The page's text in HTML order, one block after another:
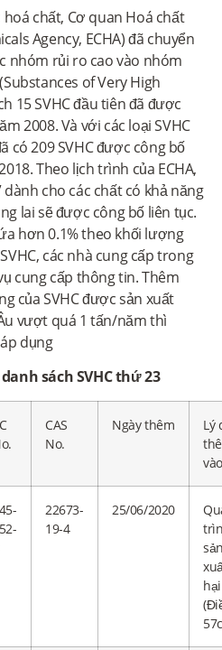
chất, Cơ quan Hoá chất
Agency, ECHA) đã chuyển
nhóm rủi ro cao vào nhóm
of Very High
15 SVHC đầu tiên đã được
2008. Và với các loại SVHC
có 209 SVHC được công bố
Theo lịch trình của ECHA,
cho các chất có khả năng
lai sẽ được công bố liên tục.
hơn 0.1% theo khối lượng
các nhà cung cấp trong
cung cấp thông tin. Thêm
của SVHC được sản xuất
vượt quá 1 tấn/năm thì
dụng
sách SVHC thứ 23
CAS
No.
Ngày thêm
Lý
vào
22673-
19-4
25/06/2020
hại